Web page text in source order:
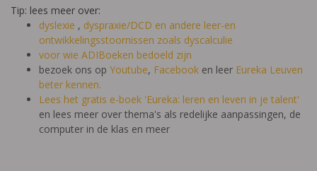
Tip: lees meer over:
dyslexie , dyspraxie/DCD en andere leer-en
ontwikkelingsstoornissen zoals dyscalculie
voor wie ADIBoeken bedoeld zijn
bezoek ons op Youtube, Facebook en leer Eureka Leuven
beter kennen.
Lees het gratis e-boek 'Eureka: leren en leven in je talent'
en lees meer over thema's als redelijke aanpassingen, de
computer in de klas en meer